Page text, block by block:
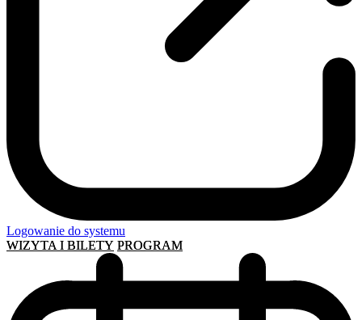
Logowanie do systemu
WIZYTA I BILETY PROGRAM